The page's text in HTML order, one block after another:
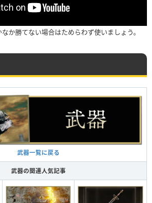
か勝てない場合はためらわず使いましょう。
武器一覧に戻る
武器の関連人気記事